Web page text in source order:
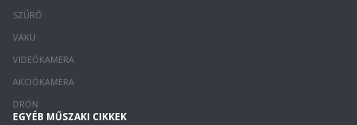
SZŰRŐ
VAKU
VIDEÓKAMERA
AKCIÓKAMERA
DRÓN
EGYÉB MŰSZAKI CIKKEK